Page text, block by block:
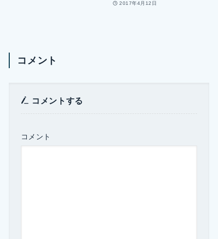
2017年4月12日
コメント
コメントする
コメント